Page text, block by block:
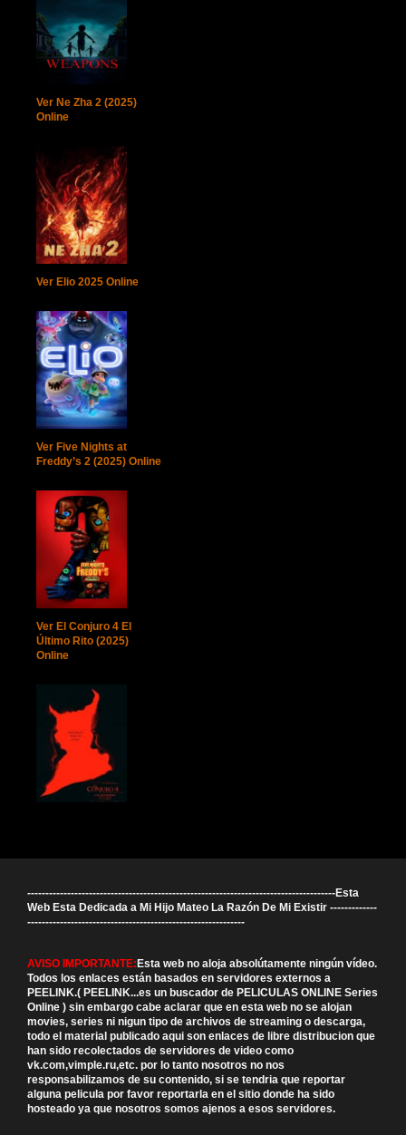
Ver Ne Zha 2 (2025)
Online
Ver Elio 2025 Online
Ver Five Nights at
Freddy’s 2 (2025) Online
Ver El Conjuro 4 El
Último Rito (2025)
Online
-------------------------------------------------------------------------------------Esta
Web Esta Dedicada a Mi Hijo Mateo La Razón De Mi Existir -------------
------------------------------------------------------------
AVISO IMPORTANTE:Esta web no aloja absolútamente ningún vídeo.
Todos los enlaces están basados en servidores externos a
PEELINK.( PEELINK...es un buscador de PELICULAS ONLINE Series
Online ) sin embargo cabe aclarar que en esta web no se alojan
movies, series ni nigun tipo de archivos de streaming o descarga,
todo el material publicado aqui son enlaces de libre distribucion que
han sido recolectados de servidores de video como
vk.com,vimple.ru,etc. por lo tanto nosotros no nos
responsabilizamos de su contenido, si se tendria que reportar
alguna pelicula por favor reportarla en el sitio donde ha sido
hosteado ya que nosotros somos ajenos a esos servidores.